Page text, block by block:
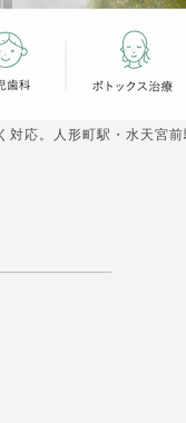
応。人形町駅・水天宮